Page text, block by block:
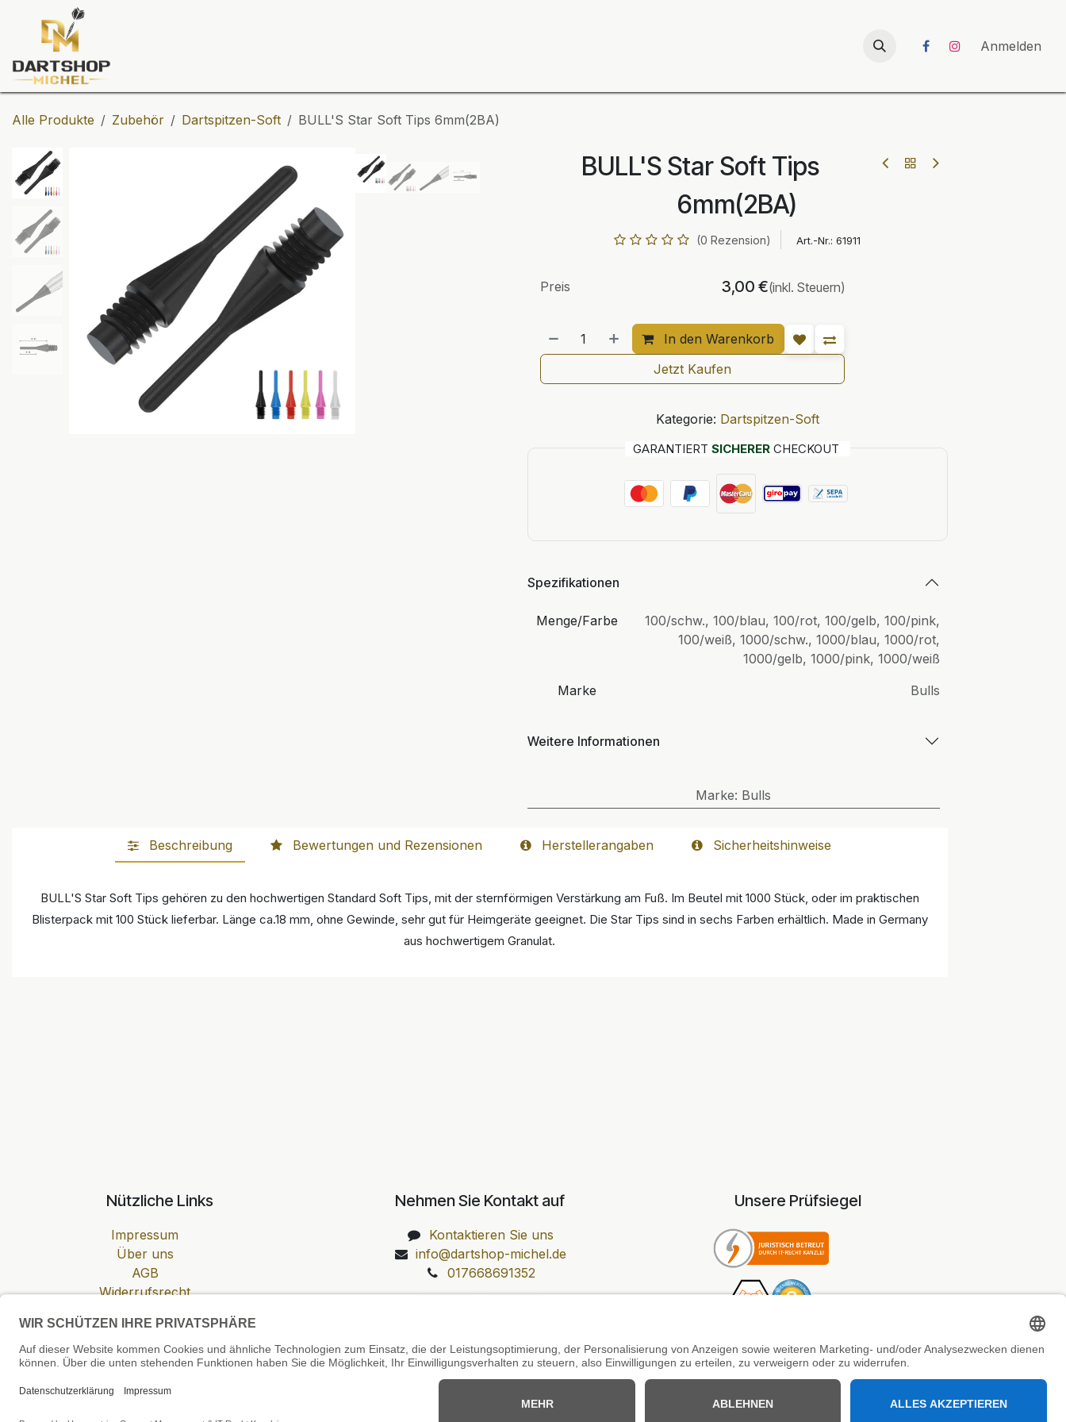
Zum Inhalt springen
UNICORN-Launch 2026 Anmelden
Alle Produkte Zubehör Dartspitzen-Soft BULL'S Star Soft Tips 6mm(2BA)
BULL'S Star Soft Tips
6mm(2BA)
(0 Rezension) Art.-Nr.: 61911
In den Warenkorb
Preis 3,00 €(inkl. Steuern)
Jetzt Kaufen
Kategorie: Dartspitzen-Soft
GARANTIERT SICHERERCHECKOUT
Spezifikationen
Menge/Farbe 100/schw., 100/blau, 100/rot, 100/gelb, 100/pink,
100/weiß, 1000/schw., 1000/blau, 1000/rot,
1000/gelb, 1000/pink, 1000/weiß
Marke
Bulls
Weitere Informationen
Marke: Bulls
Beschreibung Bewertungen und Rezensionen Herstellerangaben Sicherheitshinweise
BULL'S Star Soft Tips gehören zu den hochwertigen Standard Soft Tips, mit der sternförmigen Verstärkung am Fuß. Im Beutel mit 1000 Stück, oder im praktischen
Blisterpack mit 100 Stück lieferbar. Länge ca.18 mm, ohne Gewinde, sehr gut für Heimgeräte geeignet. Die Star Tips sind in sechs Farben erhältlich. Made in Germany
aus hochwertigem Granulat.
Nützliche Links
Impressum
Über uns
AGB
Widerrufsrecht
Zahlung & Versand
Cookie-Einstellungen
Nehmen Sie Kontakt auf
Kontaktieren Sie uns
info@dartshop-michel.de
017668691352
Unsere Prüfsiegel